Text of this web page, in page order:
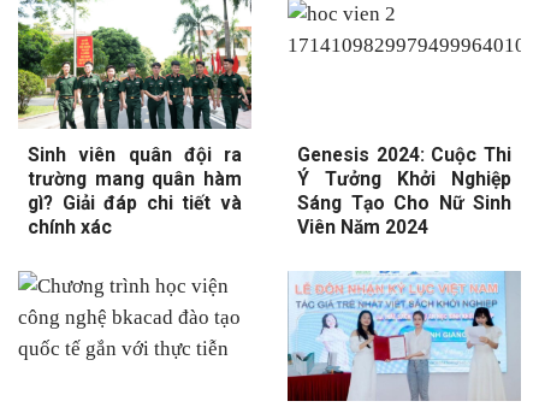
Sinh viên quân đội ra
trường mang quân hàm
gì? Giải đáp chi tiết và
chính xác
Genesis 2024: Cuộc Thi
Ý Tưởng Khởi Nghiệp
Sáng Tạo Cho Nữ Sinh
Viên Năm 2024